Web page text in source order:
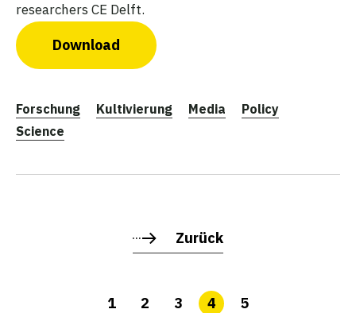
researchers CE Delft.
Download
Forschung Kultivierung Media
Policy
Science
Zurück
1 2 3 4 5